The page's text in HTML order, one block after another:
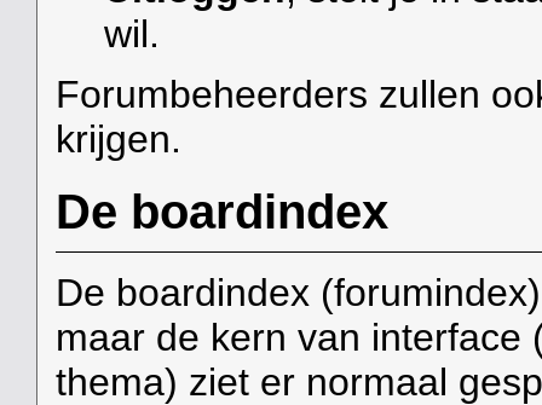
wil.
Forumbeheerders zullen
krijgen.
De boardindex
De boardindex
maar de kern van interface
thema) ziet er normaal